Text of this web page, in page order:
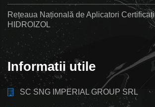
Rețeaua Națională de Aplicatori Certificați
HIDROIZOL
Informatii utile
SC SNG IMPERIAL GROUP SRL